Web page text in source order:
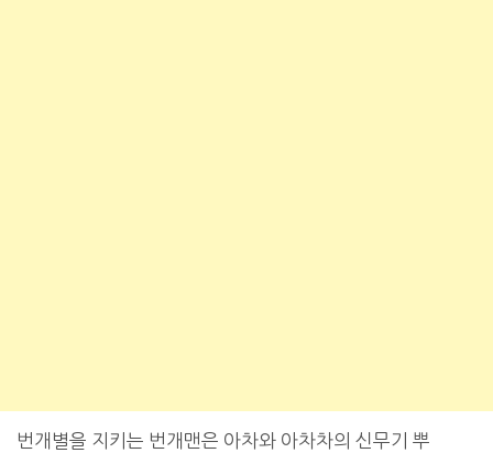
번개별을 지키는 번개맨은 아차와 아차차의 신무기 뿌